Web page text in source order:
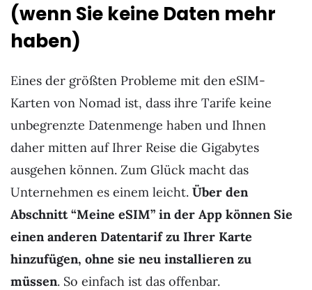
(wenn Sie keine Daten mehr
haben)
Eines der größten Probleme mit den eSIM-
Karten von Nomad ist, dass ihre Tarife keine
unbegrenzte Datenmenge haben und Ihnen
daher mitten auf Ihrer Reise die Gigabytes
ausgehen können. Zum Glück macht das
Unternehmen es einem leicht. Über den
Abschnitt “Meine eSIM” in der App können Sie
einen anderen Datentarif zu Ihrer Karte
hinzufügen, ohne sie neu installieren zu
müssen. So einfach ist das offenbar.